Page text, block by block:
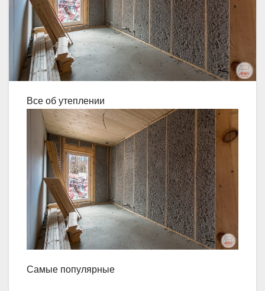
Все об утеплении
Самые популярные